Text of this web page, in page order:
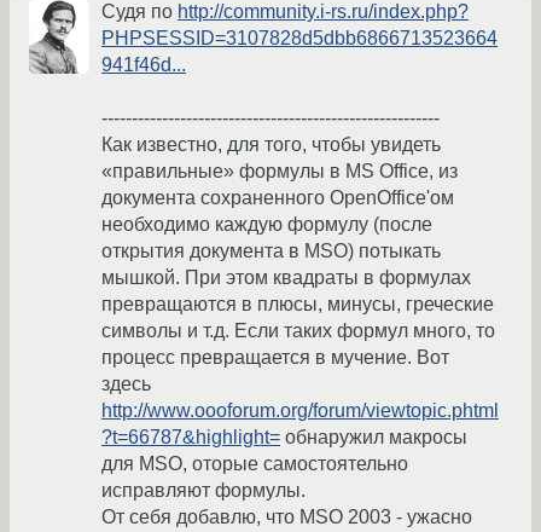
Судя по http://community.i-rs.ru/index.php?
PHPSESSID=3107828d5dbb6866713523664
941f46d...
--------------------------------------------------------
Как известно, для того, чтобы увидеть
«правильные» формулы в MS Office, из
документа сохраненного OpenOffice'ом
необходимо каждую формулу (после
открытия документа в MSO) потыкать
мышкой. При этом квадраты в формулах
превращаются в плюсы, минусы, греческие
символы и т.д. Если таких формул много, то
процесс превращается в мучение. Вот
здесь
http://www.oooforum.org/forum/viewtopic.phtml
?t=66787&highlight= обнаружил макросы
для MSO, оторые самостоятельно
исправляют формулы.
От себя добавлю, что MSO 2003 - ужасно